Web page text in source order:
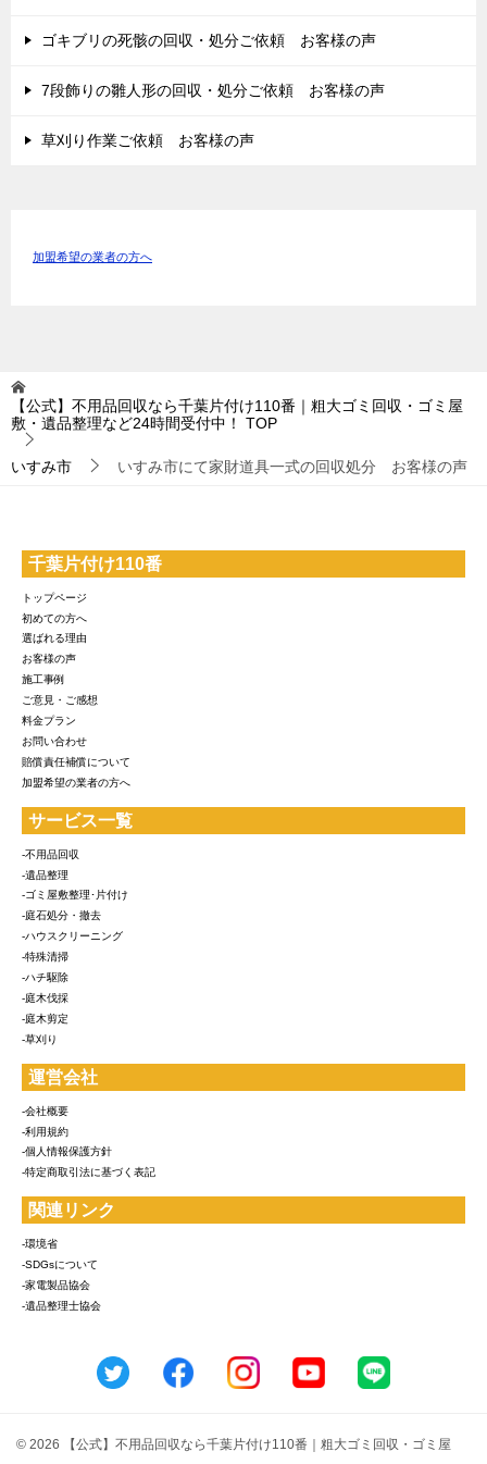
ゴキブリの死骸の回収・処分ご依頼 お客様の声
7段飾りの雛人形の回収・処分ご依頼 お客様の声
草刈り作業ご依頼 お客様の声
加盟希望の業者の方へ
【公式】不用品回収なら千葉片付け110番｜粗大ゴミ回収・ゴミ屋
敷・遺品整理など24時間受付中！
TOP
いすみ市 いすみ市にて家財道具一式の回収処分 お客様の声
千葉片付け110番
トップページ
初めての方へ
選ばれる理由
お客様の声
施工事例
ご意見・ご感想
料金プラン
お問い合わせ
賠償責任補償について
加盟希望の業者の方へ
サービス一覧
-不用品回収
-遺品整理
-ゴミ屋敷整理･片付け
-庭石処分・撤去
-ハウスクリーニング
-特殊清掃
-ハチ駆除
-庭木伐採
-庭木剪定
-草刈り
運営会社
-会社概要
-利用規約
-個人情報保護方針
-特定商取引法に基づく表記
関連リンク
-環境省
-SDGsについて
-家電製品協会
-遺品整理士協会
© 2026 【公式】不用品回収なら千葉片付け110番｜粗大ゴミ回収・ゴミ屋